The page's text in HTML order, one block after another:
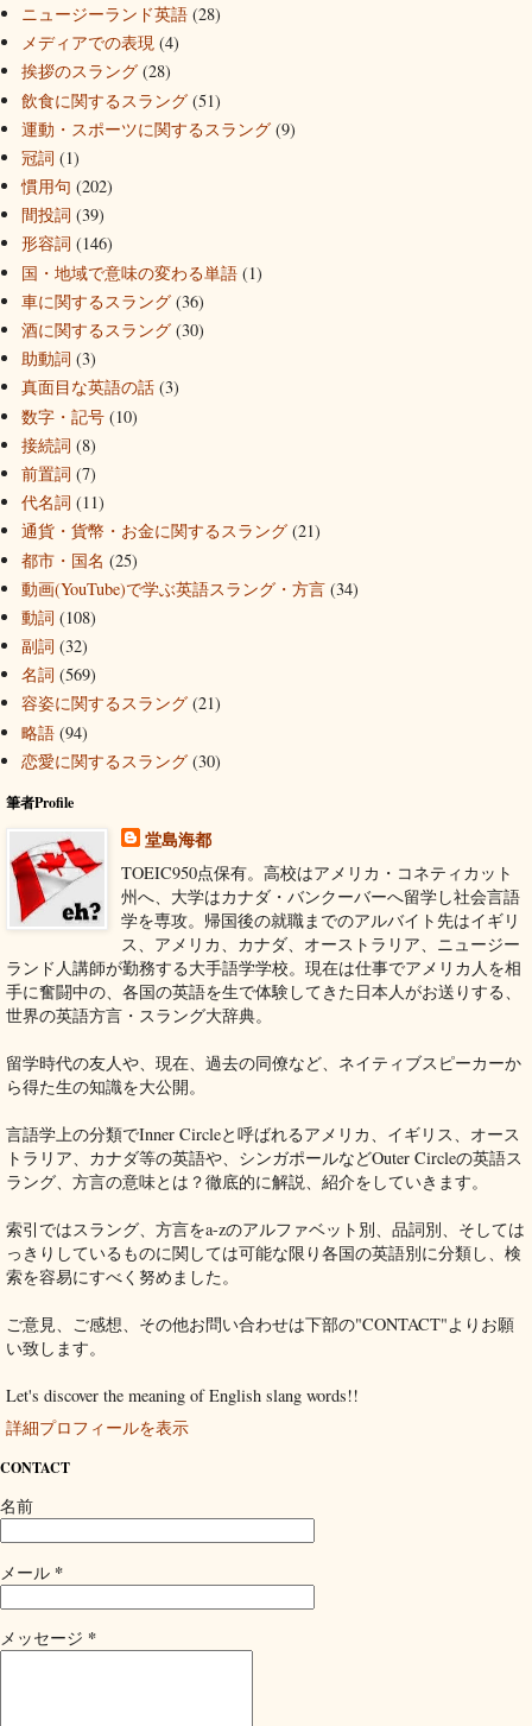
ニュージーランド英語 (28)
メディアでの表現 (4)
挨拶のスラング (28)
飲食に関するスラング (51)
運動・スポーツに関するスラング (9)
冠詞 (1)
慣用句 (202)
間投詞 (39)
形容詞 (146)
国・地域で意味の変わる単語 (1)
車に関するスラング (36)
酒に関するスラング (30)
助動詞 (3)
真面目な英語の話 (3)
数字・記号 (10)
接続詞 (8)
前置詞 (7)
代名詞 (11)
通貨・貨幣・お金に関するスラング (21)
都市・国名 (25)
動画(YouTube)で学ぶ英語スラング・方言 (34)
動詞 (108)
副詞 (32)
名詞 (569)
容姿に関するスラング (21)
略語 (94)
恋愛に関するスラング (30)
筆者Profile
堂島海都
TOEIC950点保有。高校はアメリカ・コネティカット
州へ、大学はカナダ・バンクーバーへ留学し社会言語
学を専攻。帰国後の就職までのアルバイト先はイギリ
ス、アメリカ、カナダ、オーストラリア、ニュージー
ランド人講師が勤務する大手語学学校。現在は仕事でアメリカ人を相
手に奮闘中の、各国の英語を生で体験してきた日本人がお送りする、
世界の英語方言・スラング大辞典。
留学時代の友人や、現在、過去の同僚など、ネイティブスピーカーか
ら得た生の知識を大公開。
言語学上の分類でInner Circleと呼ばれるアメリカ、イギリス、オース
トラリア、カナダ等の英語や、シンガポールなどOuter Circleの英語ス
ラング、方言の意味とは？徹底的に解説、紹介をしていきます。
索引ではスラング、方言をa-zのアルファベット別、品詞別、そしては
っきりしているものに関しては可能な限り各国の英語別に分類し、検
索を容易にすべく努めました。
ご意見、ご感想、その他お問い合わせは下部の"CONTACT"よりお願
い致します。
Let's discover the meaning of English slang words!!
詳細プロフィールを表示
CONTACT
名前
メール *
メッセージ *